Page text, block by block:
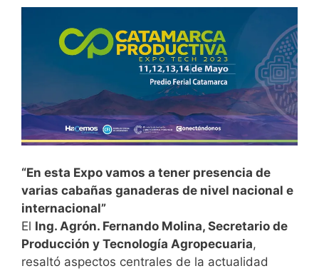
“En esta Expo vamos a tener presencia de
varias cabañas ganaderas de nivel nacional e
internacional”
El Ing. Agrón. Fernando Molina, Secretario de
Producción y Tecnología Agropecuaria,
resaltó aspectos centrales de la actualidad